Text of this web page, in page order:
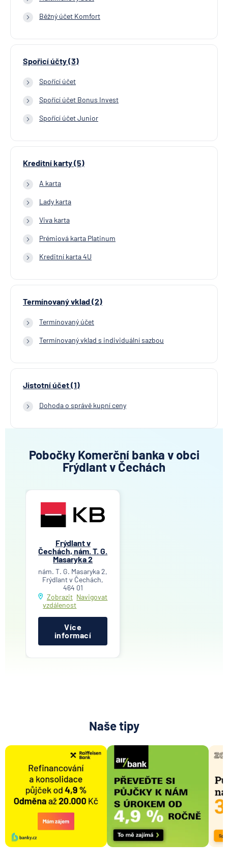
Běžný účet Komfort
Spořicí účty (3)
Spořící účet
Spořící účet Bonus Invest
Spořící účet Junior
Kreditní karty (5)
A karta
Lady karta
Viva karta
Prémiová karta Platinum
Kreditní karta 4U
Termínovaný vklad (2)
Termínovaný účet
Termínovaný vklad s individuální sazbou
Jistotní účet (1)
Dohoda o správě kupní ceny
Pobočky Komerční banka v obci
Frýdlant v Čechách
Frýdlant v
Čechách, nám. T. G.
Masaryka 2
nám. T. G. Masaryka 2,
Frýdlant v Čechách,
464 01
Zobrazit
vzdálenost
Navigovat
Více
informací
Naše tipy